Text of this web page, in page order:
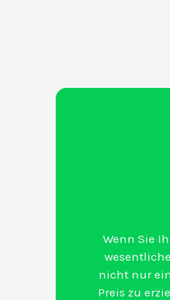
Wenn Sie
nicht nur
Preis zu